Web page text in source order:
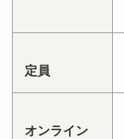
定員
オンライン